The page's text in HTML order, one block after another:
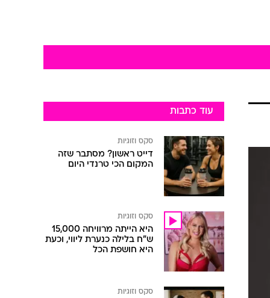
עוד כתבות
סקס וזוגיות
דייט ראשון? מסתבר שזה
המקום הכי טרנדי היום
סקס וזוגיות
היא הייתה מרוויחה 15,000
ש"ח בלילה כנערת ליווי, וכעת
היא חושפת הכל
סקס וזוגיות